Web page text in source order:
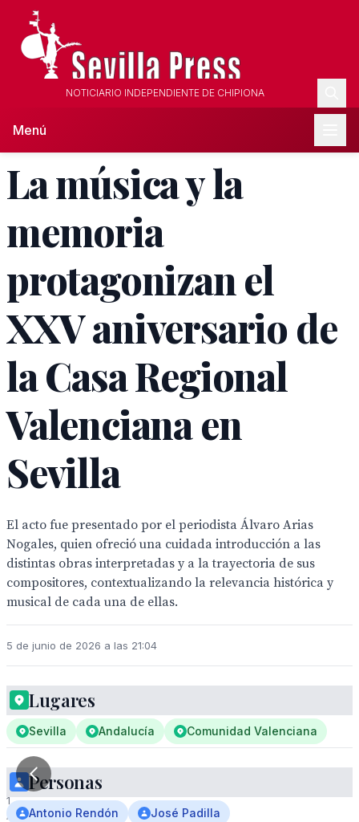
NOTICIARIO INDEPENDIENTE DE CHIPIONA
Menú
La música y la
memoria
protagonizan el
XXV aniversario de
la Casa Regional
Valenciana en
Sevilla
El acto fue presentado por el periodista Álvaro Arias
Nogales, quien ofreció una cuidada introducción a las
distintas obras interpretadas y a la trayectoria de sus
compositores, contextualizando la relevancia histórica y
musical de cada una de ellas.
5 de junio de 2026 a las 21:04
1
/
Lugares
Sevilla Andalucía Comunidad Valenciana
Personas
Antonio Rendón José Padilla